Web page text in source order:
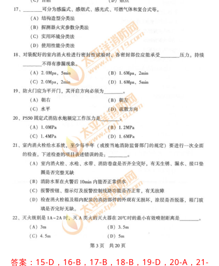
答案：15-D，16-B，17-B，18-B，19-D，20-A，21-